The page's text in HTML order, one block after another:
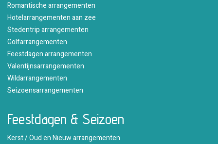
Romantische arrangementen
Hotelarrangementen aan zee
Stedentrip arrangementen
Golfarrangementen
Feestdagen arrangementen
Valentijnsarrangementen
Wildarrangementen
Seizoensarrangementen
Feestdagen & Seizoen
Kerst / Oud en Nieuw arrangementen